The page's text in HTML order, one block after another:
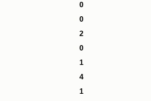
0
0
2
0
1
4
1